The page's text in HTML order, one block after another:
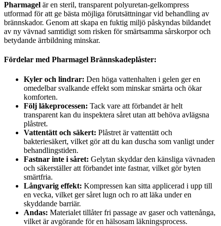
Pharmagel är en steril, transparent polyuretan-gelkompress
utformad för att ge bästa möjliga förutsättningar vid behandling av
brännskador. Genom att skapa en fuktig miljö påskyndas bildandet
av ny vävnad samtidigt som risken för smärtsamma sårskorpor och
betydande ärrbildning minskar.
Fördelar med Pharmagel Brännskadeplåster:
Kyler och lindrar: Den höga vattenhalten i gelen ger en
omedelbar svalkande effekt som minskar smärta och ökar
komforten.
Följ läkeprocessen: Tack vare att förbandet är helt
transparent kan du inspektera såret utan att behöva avlägsna
plåstret.
Vattentätt och säkert: Plåstret är vattentätt och
bakteriesäkert, vilket gör att du kan duscha som vanligt under
behandlingstiden.
Fastnar inte i såret: Gelytan skyddar den känsliga vävnaden
och säkerställer att förbandet inte fastnar, vilket gör byten
smärtfria.
Långvarig effekt: Kompressen kan sitta applicerad i upp till
en vecka, vilket ger såret lugn och ro att läka under en
skyddande barriär.
Andas: Materialet tillåter fri passage av gaser och vattenånga,
vilket är avgörande för en hälsosam läkningsprocess.